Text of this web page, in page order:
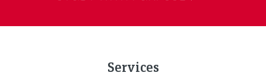
Services